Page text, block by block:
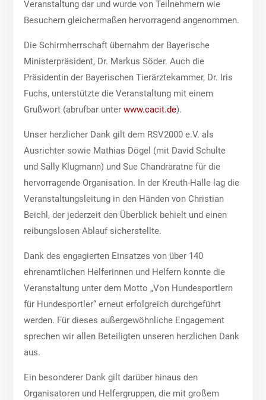
Veranstaltung dar und wurde von Teilnehmern wie
Besuchern gleichermaßen hervorragend angenommen.
Die Schirmherrschaft übernahm der Bayerische
Ministerpräsident, Dr. Markus Söder. Auch die
Präsidentin der Bayerischen Tierärztekammer, Dr. Iris
Fuchs, unterstützte die Veranstaltung mit einem
Grußwort (abrufbar unterwww.cacit.de).
Unser herzlicher Dank gilt dem RSV2000 e.V. als
Ausrichter sowie Mathias Dögel (mit David Schulte
und Sally Klugmann) und Sue Chandraratne für die
hervorragende Organisation. In der Kreuth-Halle lag die
Veranstaltungsleitung in den Händen von Christian
Beichl, der jederzeit den Überblick behielt und einen
reibungslosen Ablauf sicherstellte.
Dank des engagierten Einsatzes von über 140
ehrenamtlichen Helferinnen und Helfern konnte die
Veranstaltung unter dem Motto „Von Hundesportlern
für Hundesportler“ erneut erfolgreich durchgeführt
werden. Für dieses außergewöhnliche Engagement
sprechen wir allen Beteiligten unseren herzlichen Dank
aus.
Ein besonderer Dank gilt darüber hinaus den
Organisatoren und Helfergruppen, die mit großem